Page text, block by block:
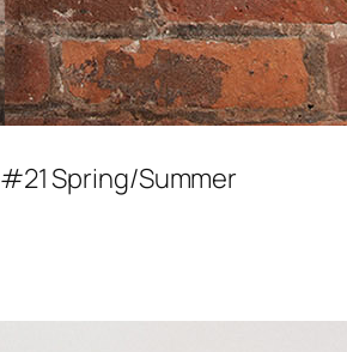
#21 Spring/Summer